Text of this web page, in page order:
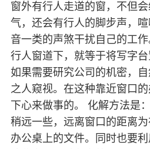
窗外有行人走道的窗，不但
气，还会有行人的脚步声，
音一类的声煞干扰自己的工
行人窗道下，就等于将写字台
如果需要研究公司的机密，
之人窥视。在这种靠近窗口
下心来做事的。 化解方法是
稍远一些，远离窗口的距离
办公桌上的文件。同时也要